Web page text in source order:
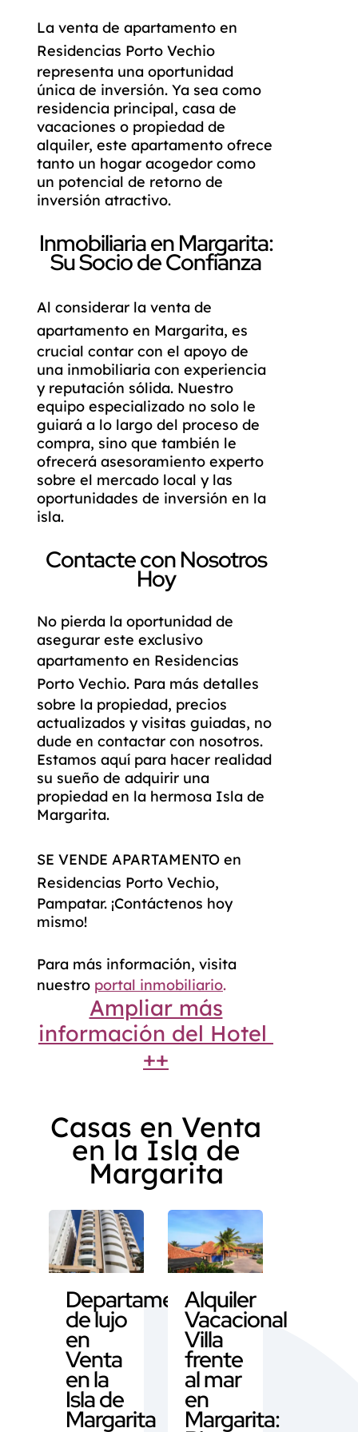
La venta de apartamento en
Residencias Porto Vechio
representa una oportunidad
única de inversión. Ya sea como
residencia principal, casa de
vacaciones o propiedad de
alquiler, este apartamento ofrece
tanto un hogar acogedor como
un potencial de retorno de
inversión atractivo.
Inmobiliaria en Margarita:
Su Socio de Confianza
Al considerar la venta de
apartamento en Margarita, es
crucial contar con el apoyo de
una inmobiliaria con experiencia
y reputación sólida. Nuestro
equipo especializado no solo le
guiará a lo largo del proceso de
compra, sino que también le
ofrecerá asesoramiento experto
sobre el mercado local y las
oportunidades de inversión en la
isla.
Contacte con Nosotros
Hoy
No pierda la oportunidad de
asegurar este exclusivo
apartamento en Residencias
Porto Vechio. Para más detalles
sobre la propiedad, precios
actualizados y visitas guiadas, no
dude en contactar con nosotros.
Estamos aquí para hacer realidad
su sueño de adquirir una
propiedad en la hermosa Isla de
Margarita.
SE VENDE APARTAMENTO en
Residencias Porto Vechio,
Pampatar. ¡Contáctenos hoy
mismo!
Para más información, visita
nuestro portal inmobiliario.
Ampliar más
información del Hotel
++
Casas en Venta
en la Isla de
Margarita
Departamento
de lujo
en
Venta
en la
Isla de
Margarita
Alquiler
Vacacional
Villa
frente
al mar
en
Margarita: